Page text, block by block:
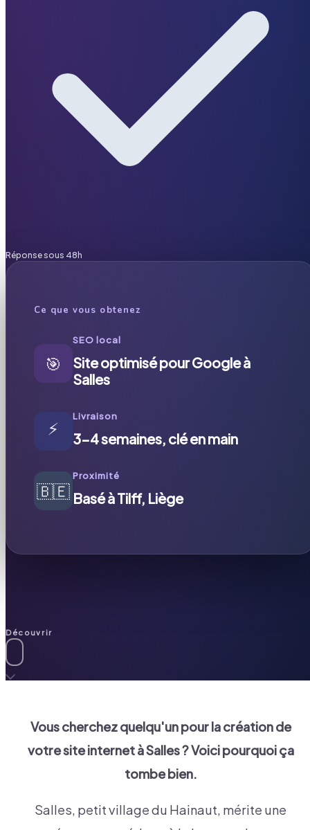
Réponse sous 48h
Ce que vous obtenez
🎯
SEO local
Site optimisé pour Google à
Salles
⚡
Livraison
3-4 semaines, clé en main
🇧🇪
Proximité
Basé à Tilff, Liège
Découvrir
Vous cherchez quelqu'un pour la création de
votre site internet àSalles? Voici pourquoi ça
tombe bien.
Salles, petit village du Hainaut, mérite une